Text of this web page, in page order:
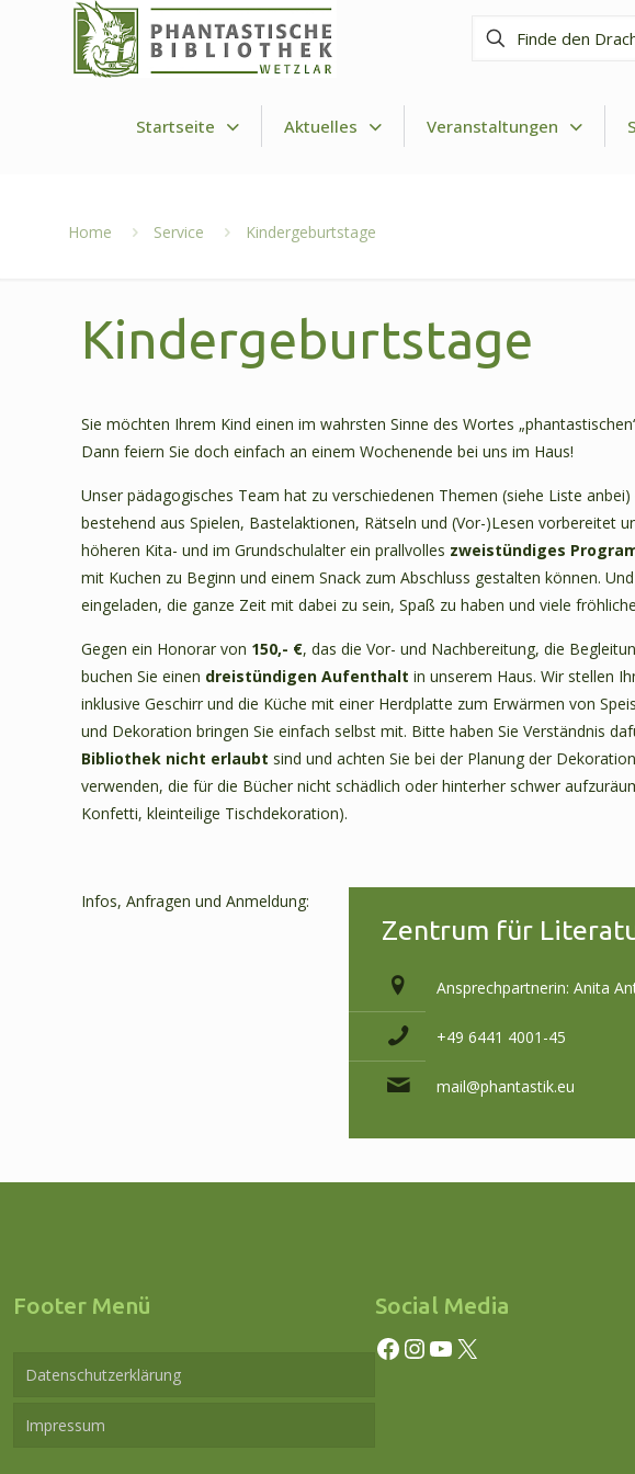
Finde
Startseite Aktuelles Veranstaltungen
Home Service Kindergeburtstage
Kindergeburtstage
Sie möchten Ihrem Kind einen im wahrsten Sinne des Wortes
Dann feiern Sie doch einfach an einem Wochenende bei uns im Haus!
Unser pädagogisches Team hat zu verschiedenen Themen (siehe Liste
bestehend aus Spielen, Bastelaktionen, Rätseln und (Vor-)Lesen vorbereitet
höheren Kita- und im Grundschulalter ein prallvolles zweistündiges
mit Kuchen zu Beginn und einem Snack zum Abschluss gestalten können.
eingeladen, die ganze Zeit mit dabei zu sein, Spaß zu haben und viele
Gegen ein Honorar von 150,- €, das die Vor- und Nachbereitung, die
buchen Sie einen dreistündigen Aufenthalt in unserem Haus. Wir stellen
inklusive Geschirr und die Küche mit einer Herdplatte zum Erwärmen von
und Dekoration bringen Sie einfach selbst mit. Bitte haben Sie Verständnis
Bibliothek nicht erlaubt sind und achten Sie bei der Planung der
verwenden, die für die Bücher nicht schädlich oder hinterher schwer
Konfetti, kleinteilige Tischdekoration).
Infos, Anfragen und Anmeldung:
Zentrum für
Ansprechpartnerin: Anita
+49 6441 4001-45
mail@phantastik.eu
Footer Menü
Datenschutzerklärung
Impressum
Social Media
Facebook InstagramYouTube X